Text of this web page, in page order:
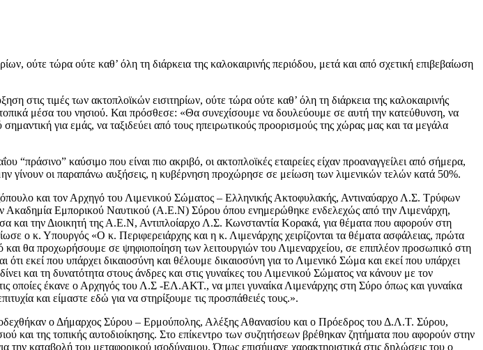
ούτε τώρα ούτε καθ’ όλη τη διάρκεια της καλοκαιρινής περιόδου, μετά και από σχετική επιβεβαίωση
τιμές των ακτοπλοϊκών εισιτηρίων, ούτε τώρα ούτε καθ’ όλη τη διάρκεια της καλοκαιρινής
μέσα του νησιού. Και πρόσθεσε: «Θα συνεχίσουμε να δουλεύουμε σε αυτή την κατεύθυνση, να
για εμάς, να ταξιδεύει από τους ηπειρωτικούς προορισμούς της χώρας μας και τα μεγάλα
καύσιμο που είναι πιο ακριβό, οι ακτοπλοϊκές εταιρείες είχαν προαναγγείλει από σήμερα,
γίνουν οι παραπάνω αυξήσεις, η κυβέρνηση προχώρησε σε μείωση των λιμενικών τελών κατά 50%.
και τον Αρχηγό του Λιμενικού Σώματος – Ελληνικής Ακτοφυλακής, Αντιναύαρχο Λ.Σ. Τρύφων
Ακαδημία Εμπορικού Ναυτικού (Α.Ε.Ν) Σύρου όπου ενημερώθηκε ενδελεχώς από την Λιμενάρχη,
την Διοικητή της Α.Ε.Ν, Αντιπλοίαρχο Λ.Σ. Κωνσταντία Κορακά, για θέματα που αφορούν στη
ο κ. Υπουργός «Ο κ. Περιφερειάρχης και η κ. Λιμενάρχης χειρίζονται τα θέματα ασφάλειας, πρώτα
θα προχωρήσουμε σε ψηφιοποίηση των λειτουργιών του Λιμεναρχείου, σε επιπλέον προσωπικό στη
εκεί που υπάρχει δικαιοσύνη και θέλουμε δικαιοσύνη για το Λιμενικό Σώμα και εκεί που υπάρχει
και τη δυνατότητα στους άνδρες και στις γυναίκες του Λιμενικού Σώματος να κάνουν με τον
τις οποίες έκανε ο Αρχηγός του Λ.Σ -ΕΛ.ΑΚΤ., να μπει γυναίκα Λιμενάρχης στη Σύρο όπως και γυναίκα
και είμαστε εδώ για να στηρίξουμε τις προσπάθειές τους.».
ο Δήμαρχος Σύρου – Ερμούπολης, Αλέξης Αθανασίου και ο Πρόεδρος του Δ.Λ.Τ. Σύρου,
της τοπικής αυτοδιοίκησης. Στο επίκεντρο των συζητήσεων βρέθηκαν ζητήματα που αφορούν στην
την καταβολή του μεταφορικού ισοδύναμου. Όπως επισήμανε χαρακτηριστικά στις δηλώσεις του ο